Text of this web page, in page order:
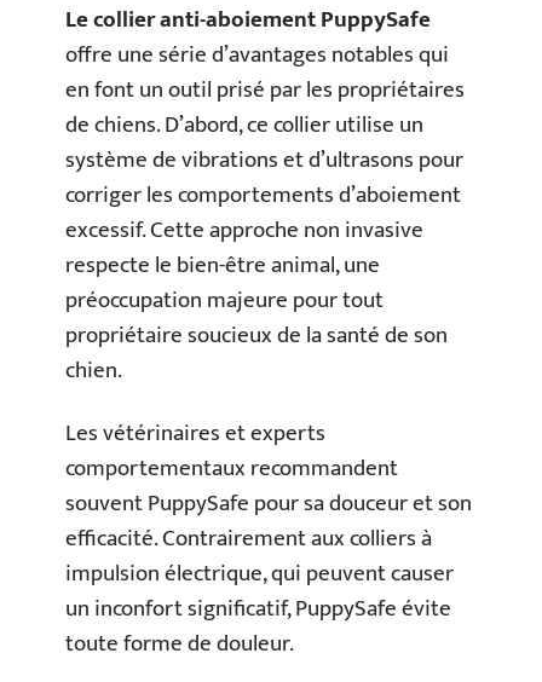
Le collier anti-aboiement PuppySafe
offre une série d’avantages notables qui
en font un outil prisé par les propriétaires
de chiens. D’abord, ce collier utilise un
système de vibrations et d’ultrasons pour
corriger les comportements d’aboiement
excessif. Cette approche non invasive
respecte le bien-être animal, une
préoccupation majeure pour tout
propriétaire soucieux de la santé de son
chien.
Les vétérinaires et experts
comportementaux recommandent
souvent PuppySafe pour sa douceur et son
efficacité. Contrairement aux colliers à
impulsion électrique, qui peuvent causer
un inconfort significatif, PuppySafe évite
toute forme de douleur.